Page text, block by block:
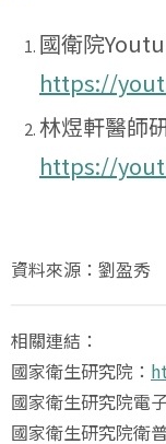
國衛院
https://
林煜軒醫師
https://
資料來源：劉盈秀
相關連結：
國家衛生研究院：
國家衛生研究院電
國家衛生研究院衛